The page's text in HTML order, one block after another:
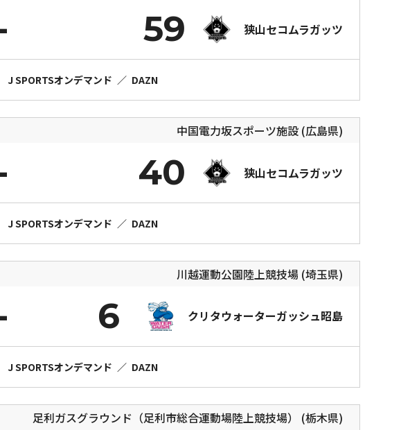
狭山セコムラガッツ
59
J SPORTSオンデマンド ／ DAZN
中国電力坂スポーツ施設 (広島県)
狭山セコムラガッツ
40
J SPORTSオンデマンド ／ DAZN
川越運動公園陸上競技場 (埼玉県)
クリタウォーターガッシュ昭島
6
J SPORTSオンデマンド ／ DAZN
足利ガスグラウンド（足利市総合運動場陸上競技場） (栃木県)